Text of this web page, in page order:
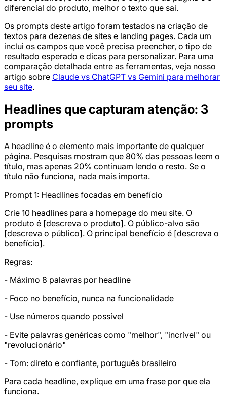
diferencial do produto, melhor o texto que sai.
Os prompts deste artigo foram testados na criação de
textos para dezenas de sites e landing pages. Cada um
inclui os campos que você precisa preencher, o tipo de
resultado esperado e dicas para personalizar. Para uma
comparação detalhada entre as ferramentas, veja nosso
artigo sobre Claude vs ChatGPT vs Gemini para melhorar
seu site.
Headlines que capturam atenção: 3
prompts
A headline é o elemento mais importante de qualquer
página. Pesquisas mostram que 80% das pessoas leem o
título, mas apenas 20% continuam lendo o resto. Se o
título não funciona, nada mais importa.
Prompt 1: Headlines focadas em benefício
Crie 10 headlines para a homepage do meu site. O
produto é [descreva o produto]. O público-alvo são
[descreva o público]. O principal benefício é [descreva o
benefício].
Regras:
- Máximo 8 palavras por headline
- Foco no benefício, nunca na funcionalidade
- Use números quando possível
- Evite palavras genéricas como "melhor", "incrível" ou
"revolucionário"
- Tom: direto e confiante, português brasileiro
Para cada headline, explique em uma frase por que ela
funciona.